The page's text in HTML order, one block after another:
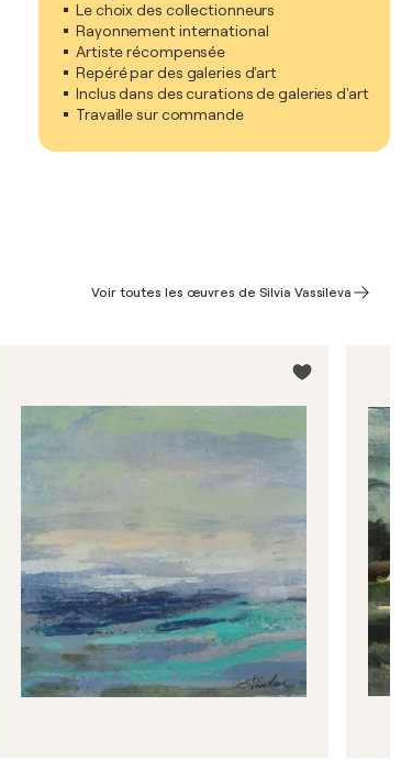
Le choix des collectionneurs
Rayonnement international
Artiste récompensée
Repéré par des galeries d'art
Inclus dans des curations de galeries d'art
Travaille sur commande
Voir toutes les œuvres de Silvia Vassileva